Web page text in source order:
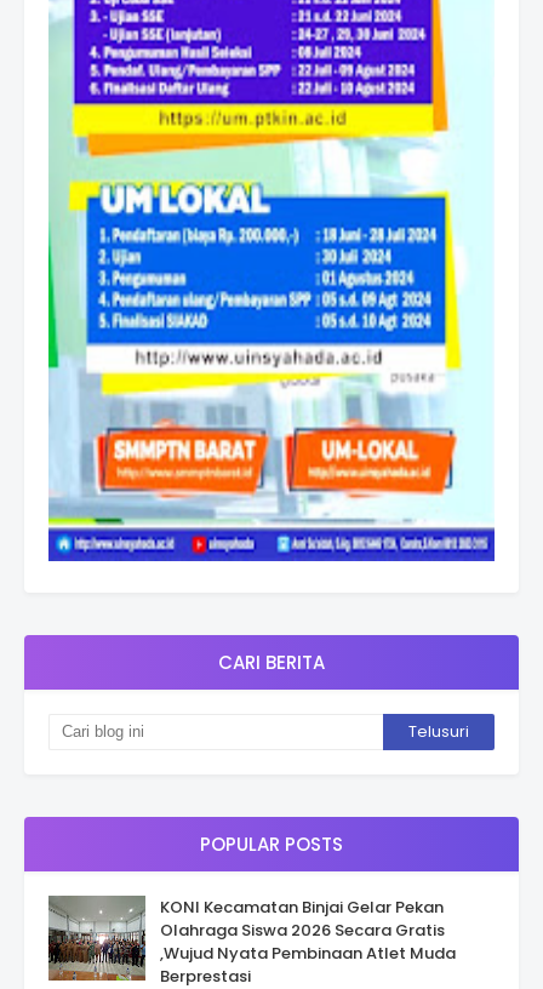
CARI BERITA
POPULAR POSTS
KONI Kecamatan Binjai Gelar Pekan
Olahraga Siswa 2026 Secara Gratis
,Wujud Nyata Pembinaan Atlet Muda
Berprestasi